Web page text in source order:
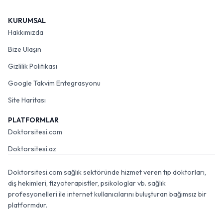
KURUMSAL
Hakkımızda
Bize Ulaşın
Gizlilik Politikası
Google Takvim Entegrasyonu
Site Haritası
PLATFORMLAR
Doktorsitesi.com
Doktorsitesi.az
Doktorsitesi.com sağlık sektöründe hizmet veren tıp doktorları,
diş hekimleri, fizyoterapistler, psikologlar vb. sağlık
profesyonelleri ile internet kullanıcılarını buluşturan bağımsız bir
platformdur.